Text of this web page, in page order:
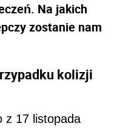
Na jakich
zostanie nam
kolizji
z 17 listopada